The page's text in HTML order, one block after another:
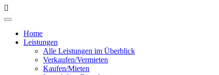
Home
Leistungen
Alle Leistungen im Überblick
Verkaufen/Vermieten
Kaufen/Mieten